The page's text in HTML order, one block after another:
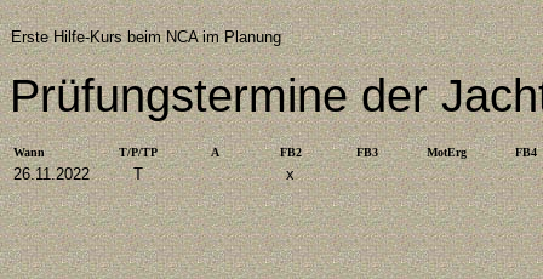
Erste Hilfe-Kurs beim NCA im Planung
Prüfungstermineder
Wann T/P/TP A FB2 FB3 MotErg FB4
26.11.2022 T x